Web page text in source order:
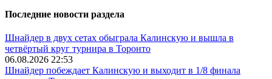
Последние новости раздела
Шнайдер в двух сетах обыграла Калинскую и вышла в
четвёртый круг турнира в Торонто
06.08.2026 22:53
Шнайдер побеждает Калинскую и выходит в 1/8 финала